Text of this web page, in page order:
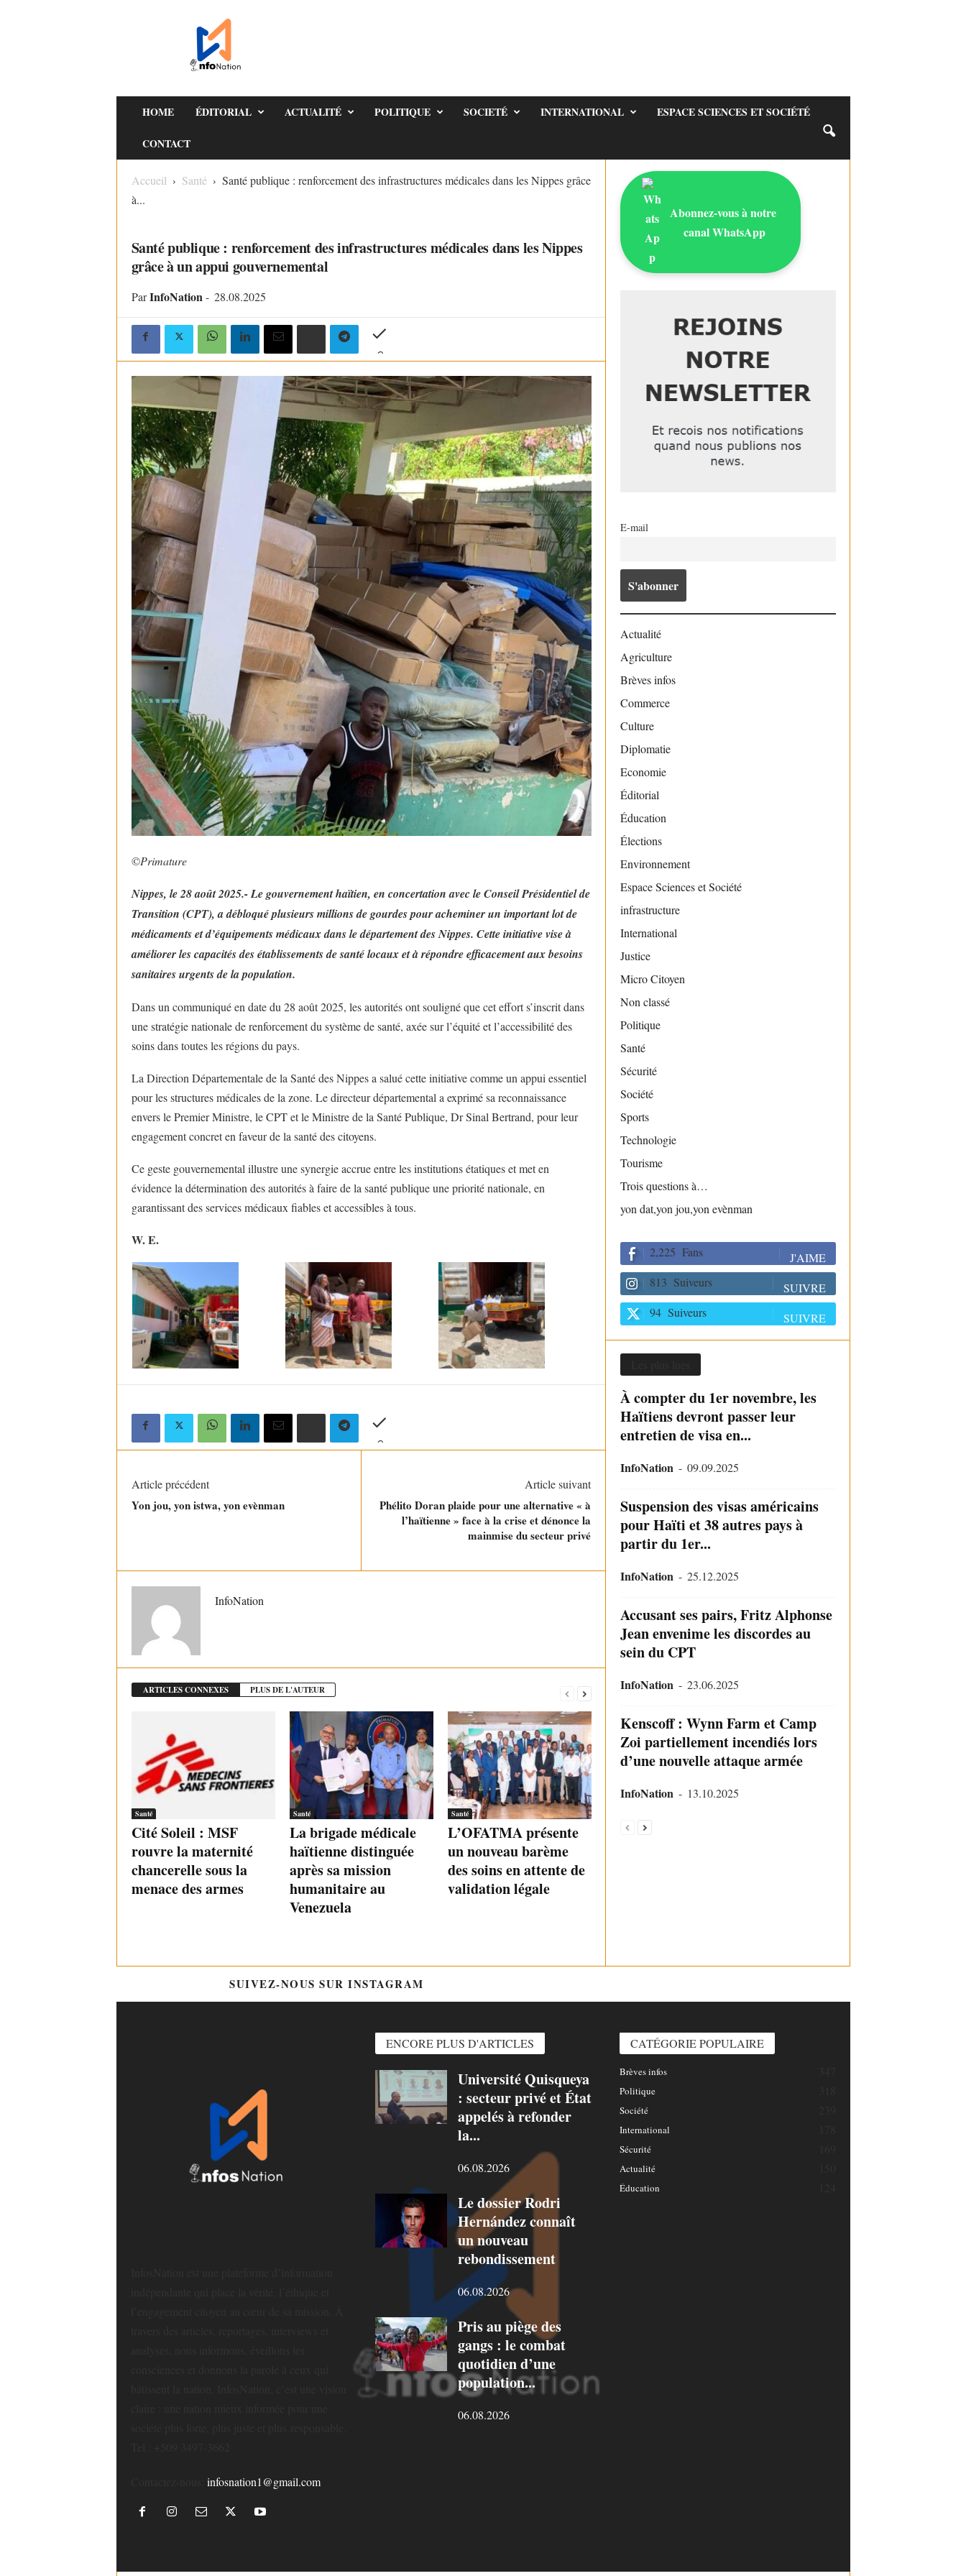
HOME ÉDITORIAL ACTUALITÉ POLITIQUE SOCIETÉ INTERNATIONAL ESPACE SCIENCES ET SOCIÉTÉ
CONTACT
Accueil Santé
Santé publique : renforcement des infrastructures médicales dans les Nippes grâce
à...
Santé publique : renforcement des infrastructures médicales dans les Nippes
grâce à un appui gouvernemental
Par InfoNation - 28.08.2025
©️Primature
Nippes, le 28 août 2025.- Le gouvernement haïtien, en concertation avec le Conseil Présidentiel de
Transition (CPT), a débloqué plusieurs millions de gourdes pour acheminer un important lot de
médicaments et d’équipements médicaux dans le département des Nippes. Cette initiative vise à
améliorer les capacités des établissements de santé locaux et à répondre efficacement aux besoins
sanitaires urgents de la population.
Dans un communiqué en date du 28 août 2025, les autorités ont souligné que cet effort s’inscrit dans
une stratégie nationale de renforcement du système de santé, axée sur l’équité et l’accessibilité des
soins dans toutes les régions du pays.
La Direction Départementale de la Santé des Nippes a salué cette initiative comme un appui essentiel
pour les structures médicales de la zone. Le directeur départemental a exprimé sa reconnaissance
envers le Premier Ministre, le CPT et le Ministre de la Santé Publique, Dr Sinal Bertrand, pour leur
engagement concret en faveur de la santé des citoyens.
Ce geste gouvernemental illustre une synergie accrue entre les institutions étatiques et met en
évidence la détermination des autorités à faire de la santé publique une priorité nationale, en
garantissant des services médicaux fiables et accessibles à tous.
W. E.
Article précédent
Yon jou, yon istwa, yon evènman
Article suivant
Phélito Doran plaide pour une alternative « à
l’haïtienne » face à la crise et dénonce la
mainmise du secteur privé
InfoNation
ARTICLES CONNEXES PLUS DE L'AUTEUR
Santé
Cité Soleil : MSF
rouvre la maternité
chancerelle sous la
menace des armes
Santé
La brigade médicale
haïtienne distinguée
après sa mission
humanitaire au
Venezuela
Santé
L’OFATMA présente
un nouveau barème
des soins en attente de
validation légale
Abonnez-vous à notre
canal WhatsApp
E-mail
Actualité
Agriculture
Brèves infos
Commerce
Culture
Diplomatie
Economie
Éditorial
Éducation
Élections
Environnement
Espace Sciences et Société
infrastructure
International
Justice
Micro Citoyen
Non classé
Politique
Santé
Sécurité
Société
Sports
Technologie
Tourisme
Trois questions à…
yon dat,yon jou,yon evènman
2,225 Fans
J'AIME
813 Suiveurs
SUIVRE
94 Suiveurs SUIVRE
À compter du 1er novembre, les
Haïtiens devront passer leur
entretien de visa en...
InfoNation - 09.09.2025
Suspension des visas américains
pour Haïti et 38 autres pays à
partir du 1er...
InfoNation - 25.12.2025
Accusant ses pairs, Fritz Alphonse
Jean envenime les discordes au
sein du CPT
InfoNation - 23.06.2025
Kenscoff : Wynn Farm et Camp
Zoi partiellement incendiés lors
d’une nouvelle attaque armée
InfoNation - 13.10.2025
SUIVEZ-NOUS SUR INSTAGRAM
infosnation1@gmail.com
ENCORE PLUS D'ARTICLES
Université Quisqueya
: secteur privé et État
appelés à refonder
la...
06.08.2026
Le dossier Rodri
Hernández connaît
un nouveau
rebondissement
06.08.2026
Pris au piège des
gangs : le combat
quotidien d’une
population...
06.08.2026
CATÉGORIE POPULAIRE
Brèves infos
Politique
Société
International
Sécurité
Actualité
Éducation